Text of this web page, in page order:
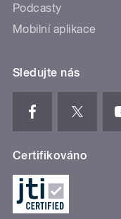
Podcasty
Mobilní aplikace
Sledujte nás
Certifikováno